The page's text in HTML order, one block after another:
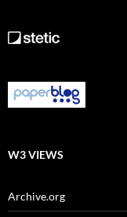
W3 VIEWS
Archive.org